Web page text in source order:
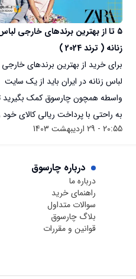
۵ تا از بهترین برندهای خارجی
زنانه ( ترند 2024 )
برای خرید از بهترین برندهای خارجی
لباس زنانه در ایران باید از یک سایت
واسطه همچون چارسوق کمک بگیرید
به راحتی با پرداخت ریالی کالای خود
درب منزل تحویل بگیرید.
20:55 - 29 اردیبهشت 1403
درباره چارسوق
درباره ما
راهنمای خرید
سوالات متداول
بلاگ چارسوق
قوانین و مقررات